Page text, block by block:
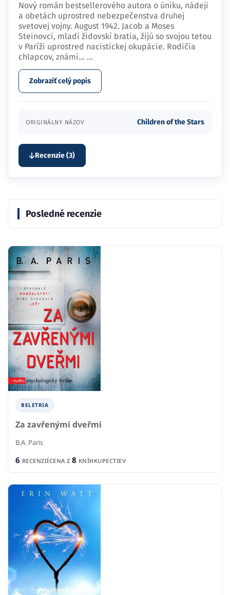
Nový román bestsellerového autora o úniku, nádeji
a obetách uprostred nebezpečenstva druhej
svetovej vojny. August 1942. Jacob a Moses
Steinovci, mladí židovskí bratia, žijú so svojou tetou
v Paríži uprostred nacistickej okupácie. Rodičia
chlapcov, známi… ...
Zobraziť celý popis
ORIGINÁLNY NÁZOV Children of the Stars
Recenzie (3)
Posledné recenzie
BELETRIA
Za zavřenými dveřmi
B.A. Paris
6 RECENZIÍCENA Z 8 KNÍHKUPECTIEV